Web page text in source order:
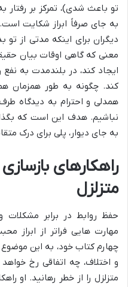
تو باعث شدی)، تمرکز بر
به جای صرفاً ابراز شکایت
دیگران برای اینکه مدتی از تو
معنی که گاهی اوقات بیان
ایجاد کند، در بلندمدت به
کند. چگونه به طور همزمان
همدلی و احترام به دیدگاه
نباشیم. هدف این است که
به جای دیوار، پلی برای درک
راهکارهای
متزلزل
حفظ روابط در برابر مشکلات و
مهارت هایی فراتر از
چهارم کتاب خود، به این
و اختلاف، چه اتفاقی رخ
متزلزل را از خطر رهانید. او